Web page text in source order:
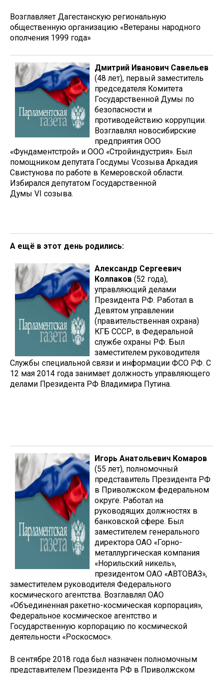
Возглавляет Дагестанскую региональную
общественную организацию «Ветераны народного
ополчения 1999 года»
Дмитрий Иванович Савельев
(48 лет), первый заместитель
председателя Комитета
Государственной Думы по
безопасности и
противодействию коррупции.
Возглавлял новосибирские
предприятия ООО
«Фундаментстрой» и ООО «Стройиндустрия». Был
помощником депутата Госдумы Vсозыва Аркадия
Свистунова по работе в Кемеровской области.
Избирался депутатом Государственной
Думы VI созыва.
А ещё в этот день родились:
Александр Сергеевич
Колпаков (52 года),
управляющий делами
Президента РФ. Работал в
Девятом управлении
(правительственная охрана)
КГБ СССР, в Федеральной
службе охраны РФ. Был
заместителем руководителя
Службы специальной связи и информации ФСО РФ. С
12 мая 2014 года занимает должность управляющего
делами Президента РФ Владимира Путина.
Игорь Анатольевич Комаров
(55 лет), полномочный
представитель Президента РФ
в Приволжском федеральном
округе. Работал на
руководящих должностях в
банковской сфере. Был
заместителем генерального
директора ОАО «Горно-
металлургическая компания
«Норильский никель»,
президентом ОАО «АВТОВАЗ»,
заместителем руководителя Федерального
космического агентства. Возглавлял ОАО
«Объединенная ракетно-космическая корпорация»,
Федеральное космическое агентство и
Государственную корпорацию по космической
деятельности «Роскосмос».
В сентябре 2018 года был назначен полномочным
представителем Президента РФ в Приволжском